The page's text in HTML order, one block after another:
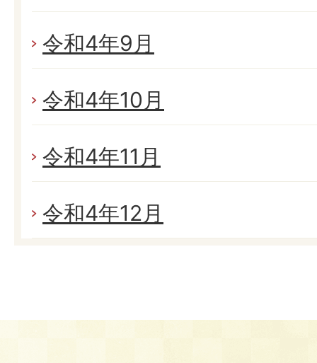
令和4年9月
令和4年10月
令和4年11月
令和4年12月